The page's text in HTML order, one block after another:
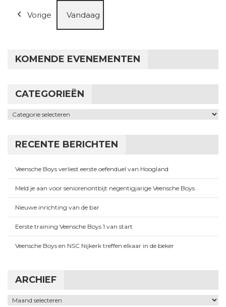
Vorige Vandaag
KOMENDE EVENEMENTEN
CATEGORIEËN
Categorieën
RECENTE BERICHTEN
Veensche Boys verliest eerste oefenduel van Hoogland
Meld je aan voor seniorenontbijt negentigjarige Veensche Boys
Nieuwe inrichting van de bar
Eerste training Veensche Boys 1 van start
Veensche Boys en NSC Nijkerk treffen elkaar in de beker
ARCHIEF
Archief